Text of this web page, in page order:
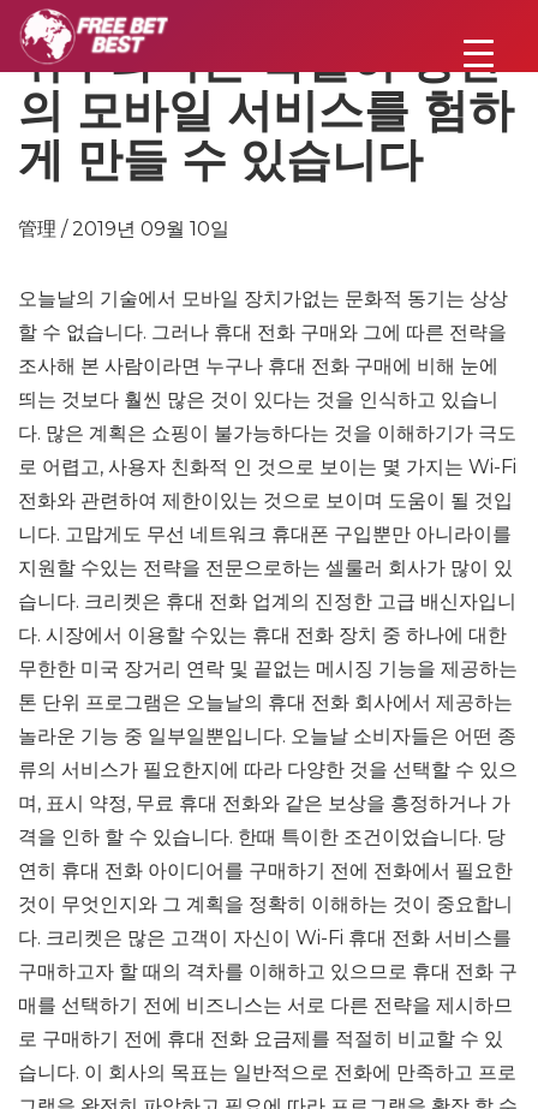
귀뚜라미는 확실히 당신
의 모바일 서비스를 험하
게 만들 수 있습니다
管理 / 2019년 09월 10일
오늘날의 기술에서 모바일 장치가없는 문화적 동기는 상상
할 수 없습니다. 그러나 휴대 전화 구매와 그에 따른 전략을
조사해 본 사람이라면 누구나 휴대 전화 구매에 비해 눈에
띄는 것보다 훨씬 많은 것이 있다는 것을 인식하고 있습니
다. 많은 계획은 쇼핑이 불가능하다는 것을 이해하기가 극도
로 어렵고, 사용자 친화적 인 것으로 보이는 몇 가지는 Wi-Fi
전화와 관련하여 제한이있는 것으로 보이며 도움이 될 것입
니다. 고맙게도 무선 네트워크 휴대폰 구입뿐만 아니라이를
지원할 수있는 전략을 전문으로하는 셀룰러 회사가 많이 있
습니다. 크리켓은 휴대 전화 업계의 진정한 고급 배신자입니
다. 시장에서 이용할 수있는 휴대 전화 장치 중 하나에 대한
무한한 미국 장거리 연락 및 끝없는 메시징 기능을 제공하는
톤 단위 프로그램은 오늘날의 휴대 전화 회사에서 제공하는
놀라운 기능 중 일부일뿐입니다. 오늘날 소비자들은 어떤 종
류의 서비스가 필요한지에 따라 다양한 것을 선택할 수 있으
며, 표시 약정, 무료 휴대 전화와 같은 보상을 흥정하거나 가
격을 인하 할 수 있습니다. 한때 특이한 조건이었습니다. 당
연히 휴대 전화 아이디어를 구매하기 전에 전화에서 필요한
것이 무엇인지와 그 계획을 정확히 이해하는 것이 중요합니
다. 크리켓은 많은 고객이 자신이 Wi-Fi 휴대 전화 서비스를
구매하고자 할 때의 격차를 이해하고 있으므로 휴대 전화 구
매를 선택하기 전에 비즈니스는 서로 다른 전략을 제시하므
로 구매하기 전에 휴대 전화 요금제를 적절히 비교할 수 있
습니다. 이 회사의 목표는 일반적으로 전화에 만족하고 프로